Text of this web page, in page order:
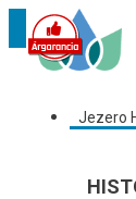
Jezero